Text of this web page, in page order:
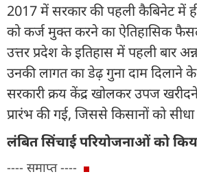
2017 में सरकार की पहली कैबिनेट में
को कर्ज मुक्त करने का ऐतिहासिक
उत्तर प्रदेश के इतिहास में पहली बार
उनकी लागत का डेढ़ गुना दाम
सरकारी क्रय केंद्र खोलकर उपज खरीदने
प्रारंभ की गई, जिससे किसानों को
लंबित सिंचाई परियोजनाओं को
---- समाप्त ----